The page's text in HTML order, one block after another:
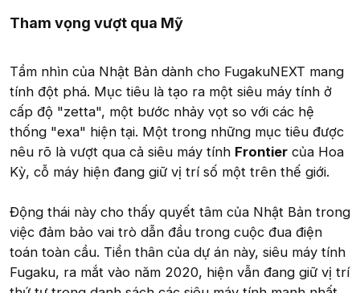
Tham vọng vượt qua Mỹ
Tầm nhìn của Nhật Bản dành cho FugakuNEXT mang
tính đột phá. Mục tiêu là tạo ra một siêu máy tính ở
cấp độ "zetta", một bước nhảy vọt so với các hệ
thống "exa" hiện tại. Một trong những mục tiêu được
nêu rõ là vượt qua cả siêu máy tính Frontier của Hoa
Kỳ, cỗ máy hiện đang giữ vị trí số một trên thế giới.
Động thái này cho thấy quyết tâm của Nhật Bản trong
việc đảm bảo vai trò dẫn đầu trong cuộc đua điện
toán toàn cầu. Tiền thân của dự án này, siêu máy tính
Fugaku, ra mắt vào năm 2020, hiện vẫn đang giữ vị trí